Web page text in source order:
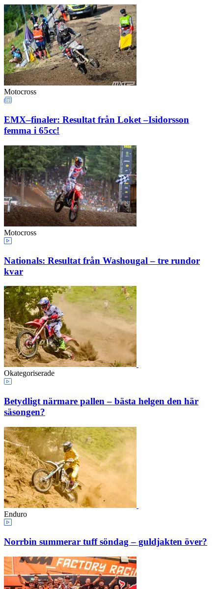
Motocross
EMX–finaler: Resultat från Loket –Isidorsson
femma i 65cc!
Motocross
Nationals: Resultat från Washougal – tre rundor
kvar
Okategoriserade
Betydligt närmare pallen – bästa helgen den här
säsongen?
Enduro
Norrbin summerar tuff söndag – guldjakten över?